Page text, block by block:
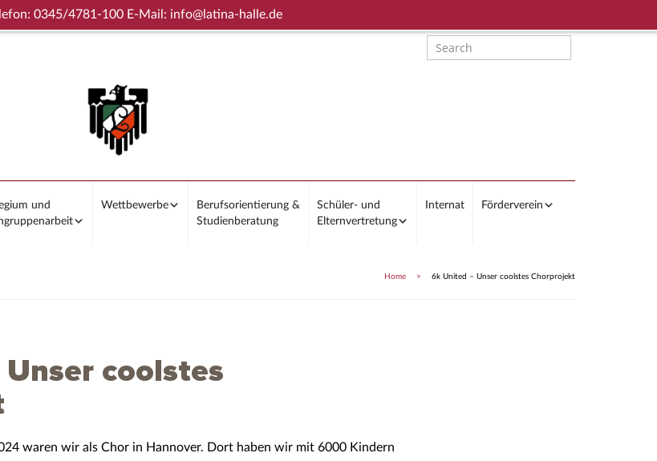
0345/4781-100 E-Mail: info@latina-halle.de
und
Wettbewerbe
Berufsorientierung &
Studienberatung
Schüler- und
Elternvertretung
Internat Förderverein
Home > 6k United – Unser coolstes Chorprojekt
coolstes
waren wir als Chor in Hannover. Dort haben wir mit 6000 Kindern